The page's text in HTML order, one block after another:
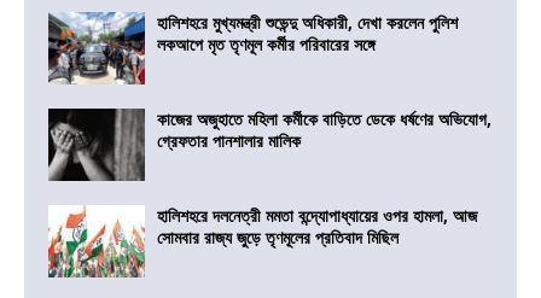
হালিশহরে মুখ্যমন্ত্রী শুভেন্দু অধিকারী, দেখা করলেন পুলিশ
লকআপে মৃত তৃণমূল কর্মীর পরিবারের সঙ্গে
কাজের অজুহাতে মহিলা কর্মীকে বাড়িতে ডেকে ধর্ষণের অভিযোগ,
গ্রেফতার পানশালার মালিক
হালিশহরে দলনেত্রী মমতা বন্দ্যোপাধ্যায়ের ওপর হামলা, আজ
সোমবার রাজ্য জুড়ে তৃণমূলের প্রতিবাদ মিছিল